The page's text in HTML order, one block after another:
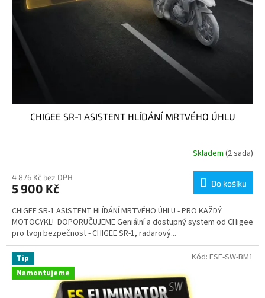
CHIGEE SR-1 ASISTENT HLÍDÁNÍ MRTVÉHO ÚHLU
Skladem (2 sada)
4 876 Kč bez DPH
5 900 Kč Do košíku
CHIGEE SR-1 ASISTENT HLÍDÁNÍ MRTVÉHO ÚHLU - PRO KAŽDÝ
MOTOCYKL! DOPORUČUJEME Geniální a dostupný system od CHigee
pro tvoji bezpečnost - CHIGEE SR-1, radarový...
Tip
Namontujeme
Kód: ESE-SW-BM1